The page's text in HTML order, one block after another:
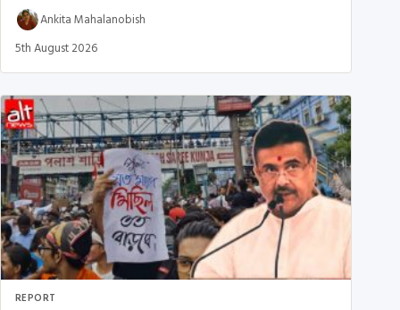
Ankita Mahalanobish
5th August 2026
REPORT